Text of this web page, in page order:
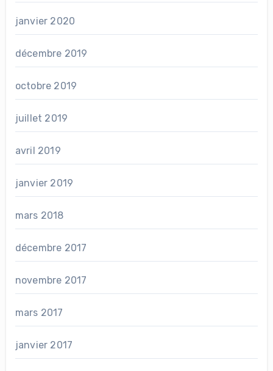
janvier 2020
décembre 2019
octobre 2019
juillet 2019
avril 2019
janvier 2019
mars 2018
décembre 2017
novembre 2017
mars 2017
janvier 2017